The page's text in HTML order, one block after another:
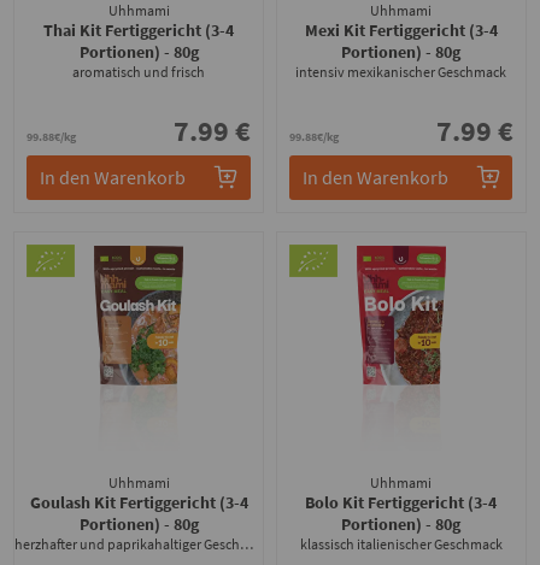
Uhhmami
Thai Kit Fertiggericht (3-4
Portionen) - 80g
aromatisch und frisch
99.88€/kg 7.99 €
In den Warenkorb
Uhhmami
Mexi Kit Fertiggericht (3-4
Portionen)- 80g
intensiv mexikanischer Geschmack
99.88€/kg 7.99 €
In den Warenkorb
Uhhmami
Goulash Kit Fertiggericht (3-4
Portionen) - 80g
herzhafter und paprikahaltiger Geschmack
Uhhmami
Bolo Kit Fertiggericht (3-4
Portionen)- 80g
klassisch italienischer Geschmack